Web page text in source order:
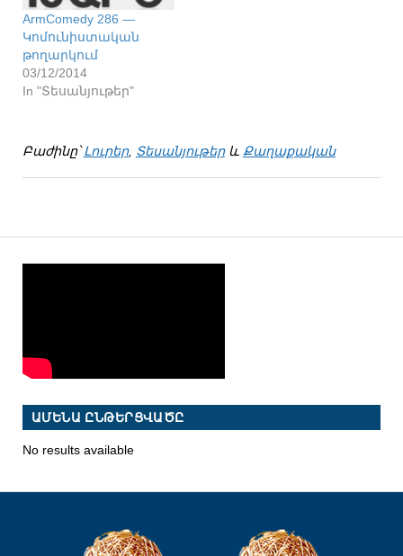
ArmComedy 286 —
Կոմունիստական
թողարկում
03/12/2014
In "Տեսանյութեր"
Բաժինը՝Լուրեր, Տեսանյութերև Քաղաքական
ԱՄԵՆԱ ԸՆԹԵՐՑՎԱԾԸ
No results available